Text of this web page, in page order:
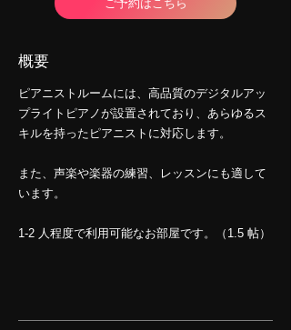
ご予約はこちら
概要
ピアニストルームには、高品質のデジタルアッ
プライトピアノが設置されており、あらゆるス
キルを持ったピアニストに対応します。
また、声楽や楽器の練習、レッスンにも適して
います。
1-2 人程度で利用可能なお部屋です。（1.5 帖）